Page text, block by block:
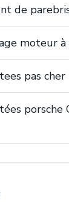
de
moteur
pas cher
porsche